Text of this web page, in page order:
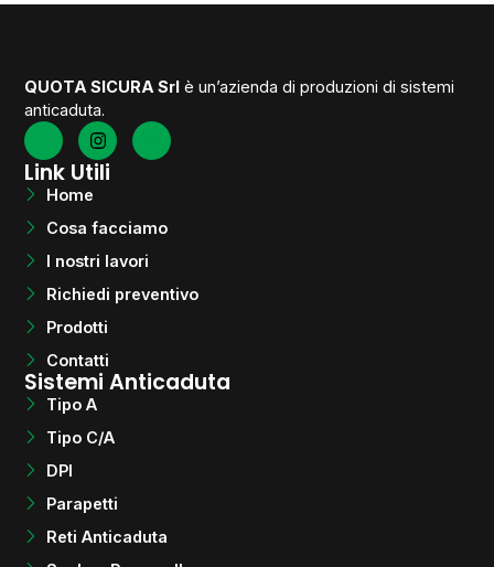
QUOTA SICURA Srl è un’azienda di produzioni di sistemi
anticaduta.
Link Utili
Home
Cosa facciamo
I nostri lavori
Richiedi preventivo
Prodotti
Contatti
Sistemi Anticaduta
Tipo A
Tipo C/A
DPI
Parapetti
Reti Anticaduta